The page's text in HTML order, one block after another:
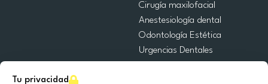
Tu privacidad
Cirugía maxilofacial
Anestesiología dental
Odontología Estética
Urgencias Dentales